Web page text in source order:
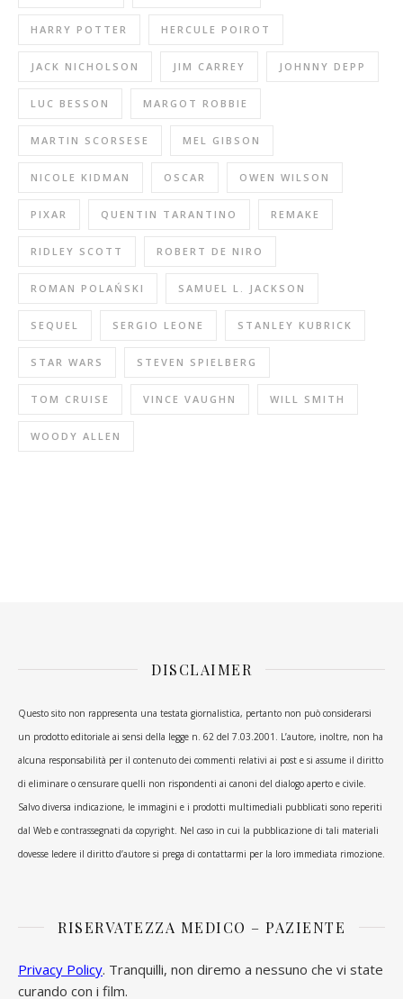
HARRY POTTER HERCULE POIROT
JACK NICHOLSON JIM CARREY JOHNNY DEPP
LUC BESSON MARGOT ROBBIE
MARTIN SCORSESE MEL GIBSON
NICOLE KIDMAN OSCAR OWEN WILSON
PIXAR QUENTIN TARANTINO REMAKE
RIDLEY SCOTT ROBERT DE NIRO
ROMAN POLAŃSKI SAMUEL L. JACKSON
SEQUEL SERGIO LEONE STANLEY KUBRICK
STAR WARS STEVEN SPIELBERG
TOM CRUISE VINCE VAUGHN WILL SMITH
WOODY ALLEN
DISCLAIMER
Questo sito non rappresenta una testata giornalistica, pertanto non può considerarsi
un prodotto editoriale ai sensi della legge n. 62 del 7.03.2001. L’autore, inoltre, non ha
alcuna responsabilità per il contenuto dei commenti relativi ai post e si assume il diritto
di eliminare o censurare quelli non rispondenti ai canoni del dialogo aperto e civile.
Salvo diversa indicazione, le immagini e i prodotti multimediali pubblicati sono reperiti
dal Web e contrassegnati da copyright. Nel caso in cui la pubblicazione di tali materiali
dovesse ledere il diritto d’autore si prega di contattarmi per la loro immediata rimozione.
RISERVATEZZA MEDICO – PAZIENTE
Privacy Policy. Tranquilli, non diremo a nessuno che vi state
curando con i film.